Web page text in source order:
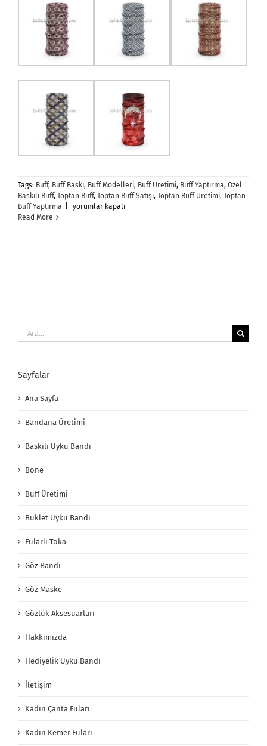
Tags: Buff, Buff Baskı, Buff Modelleri, Buff Üretimi, Buff Yaptırma, Özel
Baskılı Buff, Toptan Buff, Toptan Buff Satışı, Toptan Buff Üretimi, Toptan
Buff Yaptırma
Buff
yorumlar kapalı
Read More
Ara:
Sayfalar
Ana Sayfa
Bandana Üretimi
Baskılı Uyku Bandı
Bone
Buff Üretimi
Buklet Uyku Bandı
Fularlı Toka
Göz Bandı
Göz Maske
Gözlük Aksesuarları
Hakkımızda
Hediyelik Uyku Bandı
İletişim
Kadın Çanta Fuları
Kadın Kemer Fuları